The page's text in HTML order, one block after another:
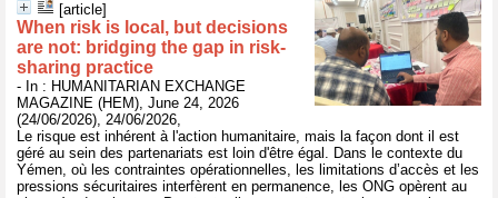
[article]
When risk is local, but decisions
are not: bridging the gap in risk-
sharing practice
- In : HUMANITARIAN EXCHANGE
MAGAZINE (HEM), June 24, 2026
(24/06/2026), 24/06/2026,
Le risque est inhérent à l'action humanitaire, mais la façon dont il est
géré au sein des partenariats est loin d'être égal. Dans le contexte du
Yémen, où les contraintes opérationnelles, les limitations d’accès et les
pressions sécuritaires interfèrent en permanence, les ONG opèrent au